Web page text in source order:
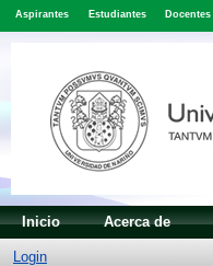
Aspirantes Estudiantes Docentes
Inicio Acerca de
Login